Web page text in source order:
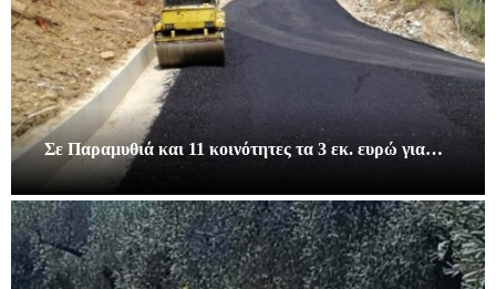
Σε Παραμυθιά και 11 κοινότητες τα 3 εκ. ευρώ για…